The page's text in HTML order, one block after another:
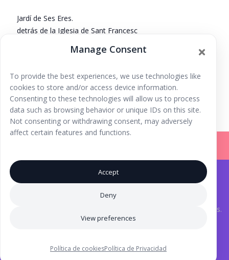
Manage Consent
To provide the best experiences, we use technologies like
cookies to store and/or access device information.
Consenting to these technologies will allow us to process
data such as browsing behavior or unique IDs on this site.
Not consenting or withdrawing consent, may adversely
affect certain features and functions.
Accept
Deny
View preferences
Política de cookiesPolítica de Privacidad
Jardí de Ses Eres.
detrás de la Iglesia de Sant Francesc
Islas Baleares 07860
Sa Fireta, castillos hinchables y juegos en
Formentera
Taller iniciación al
porteo
Iniciar Sesión | Registrarse |
Copyright © 2026Ibiza Fun Family. Todos los derechos
reservados.Aviso Legal
y Laura Torres.
Iconos creados por Eucalyp - Flaticon